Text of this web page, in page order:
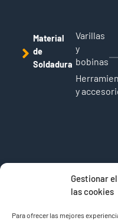
Gestionar
las cookies
Para ofrecer las mejores
Material
de
Soldadura
Varillas
y
bobinas
y
Filtros TBH